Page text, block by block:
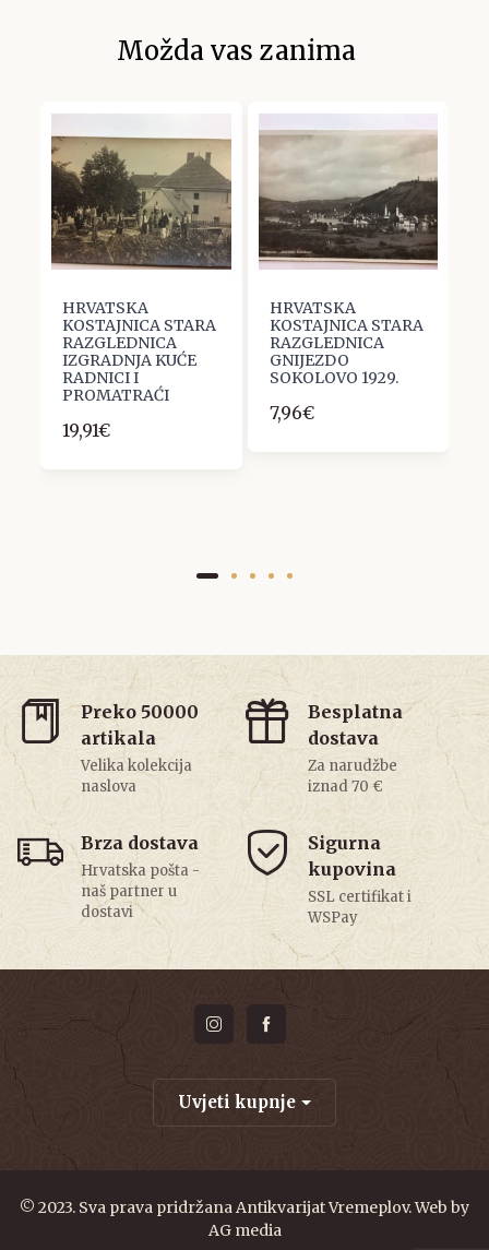
Možda vas zanima
HRVATSKA
KOSTAJNICA STARA
RAZGLEDNICA
IZGRADNJA KUĆE
RADNICI I
PROMATRAĆI
19,91€
HRVATSKA
KOSTAJNICA STARA
RAZGLEDNICA
GNIJEZDO
SOKOLOVO 1929.
7,96€
Preko 50000
artikala
Velika kolekcija
naslova
Besplatna
dostava
Za narudžbe
iznad 70 €
Brza dostava
Hrvatska pošta -
naš partner u
dostavi
Sigurna
kupovina
SSL certifikat i
WSPay
Uvjeti kupnje
© 2023. Sva prava pridržana Antikvarijat Vremeplov. Web by
AG media